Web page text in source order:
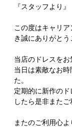
『スタッフより』
この度はキャリ
き誠にありがとう
当店のドレスをお
当日は素敵なお
た。
定期的に新作の
したら是非またご
またのご利用心よ